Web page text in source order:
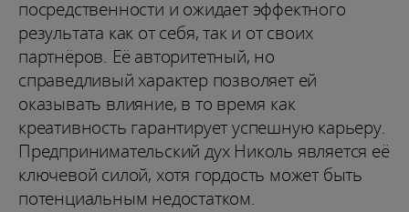
посредственности и ожидает эффектного
результата как от себя, так и от своих
партнёров. Её авторитетный, но
справедливый характер позволяет ей
оказывать влияние, в то время как
креативность гарантирует успешную карьеру.
Предпринимательский дух Николь является её
ключевой силой, хотя гордость может быть
потенциальным недостатком.